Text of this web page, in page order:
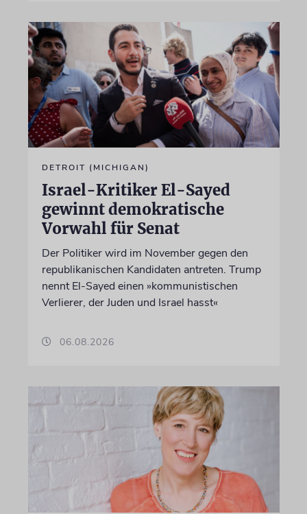
DETROIT (MICHIGAN)
Israel-Kritiker El-Sayed
gewinnt demokratische
Vorwahl für Senat
Der Politiker wird im November gegen den
republikanischen Kandidaten antreten. Trump
nennt El-Sayed einen »kommunistischen
Verlierer, der Juden und Israel hasst«
06.08.2026